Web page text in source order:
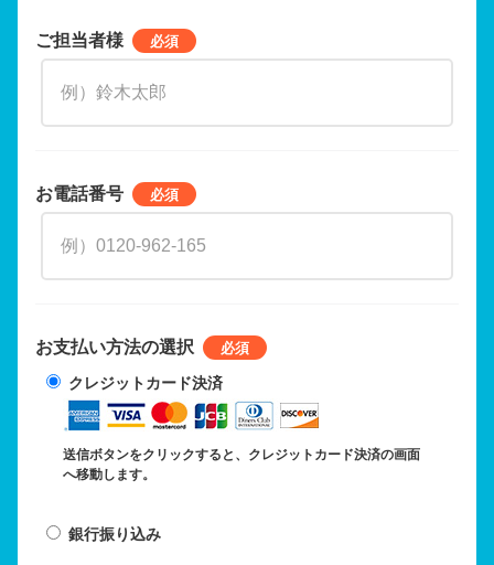
ご担当者様
お電話番号
お支払い方法の選択
クレジットカード決済
送信ボタンをクリックすると、クレジットカード決済の画面
へ移動します。
銀行振り込み